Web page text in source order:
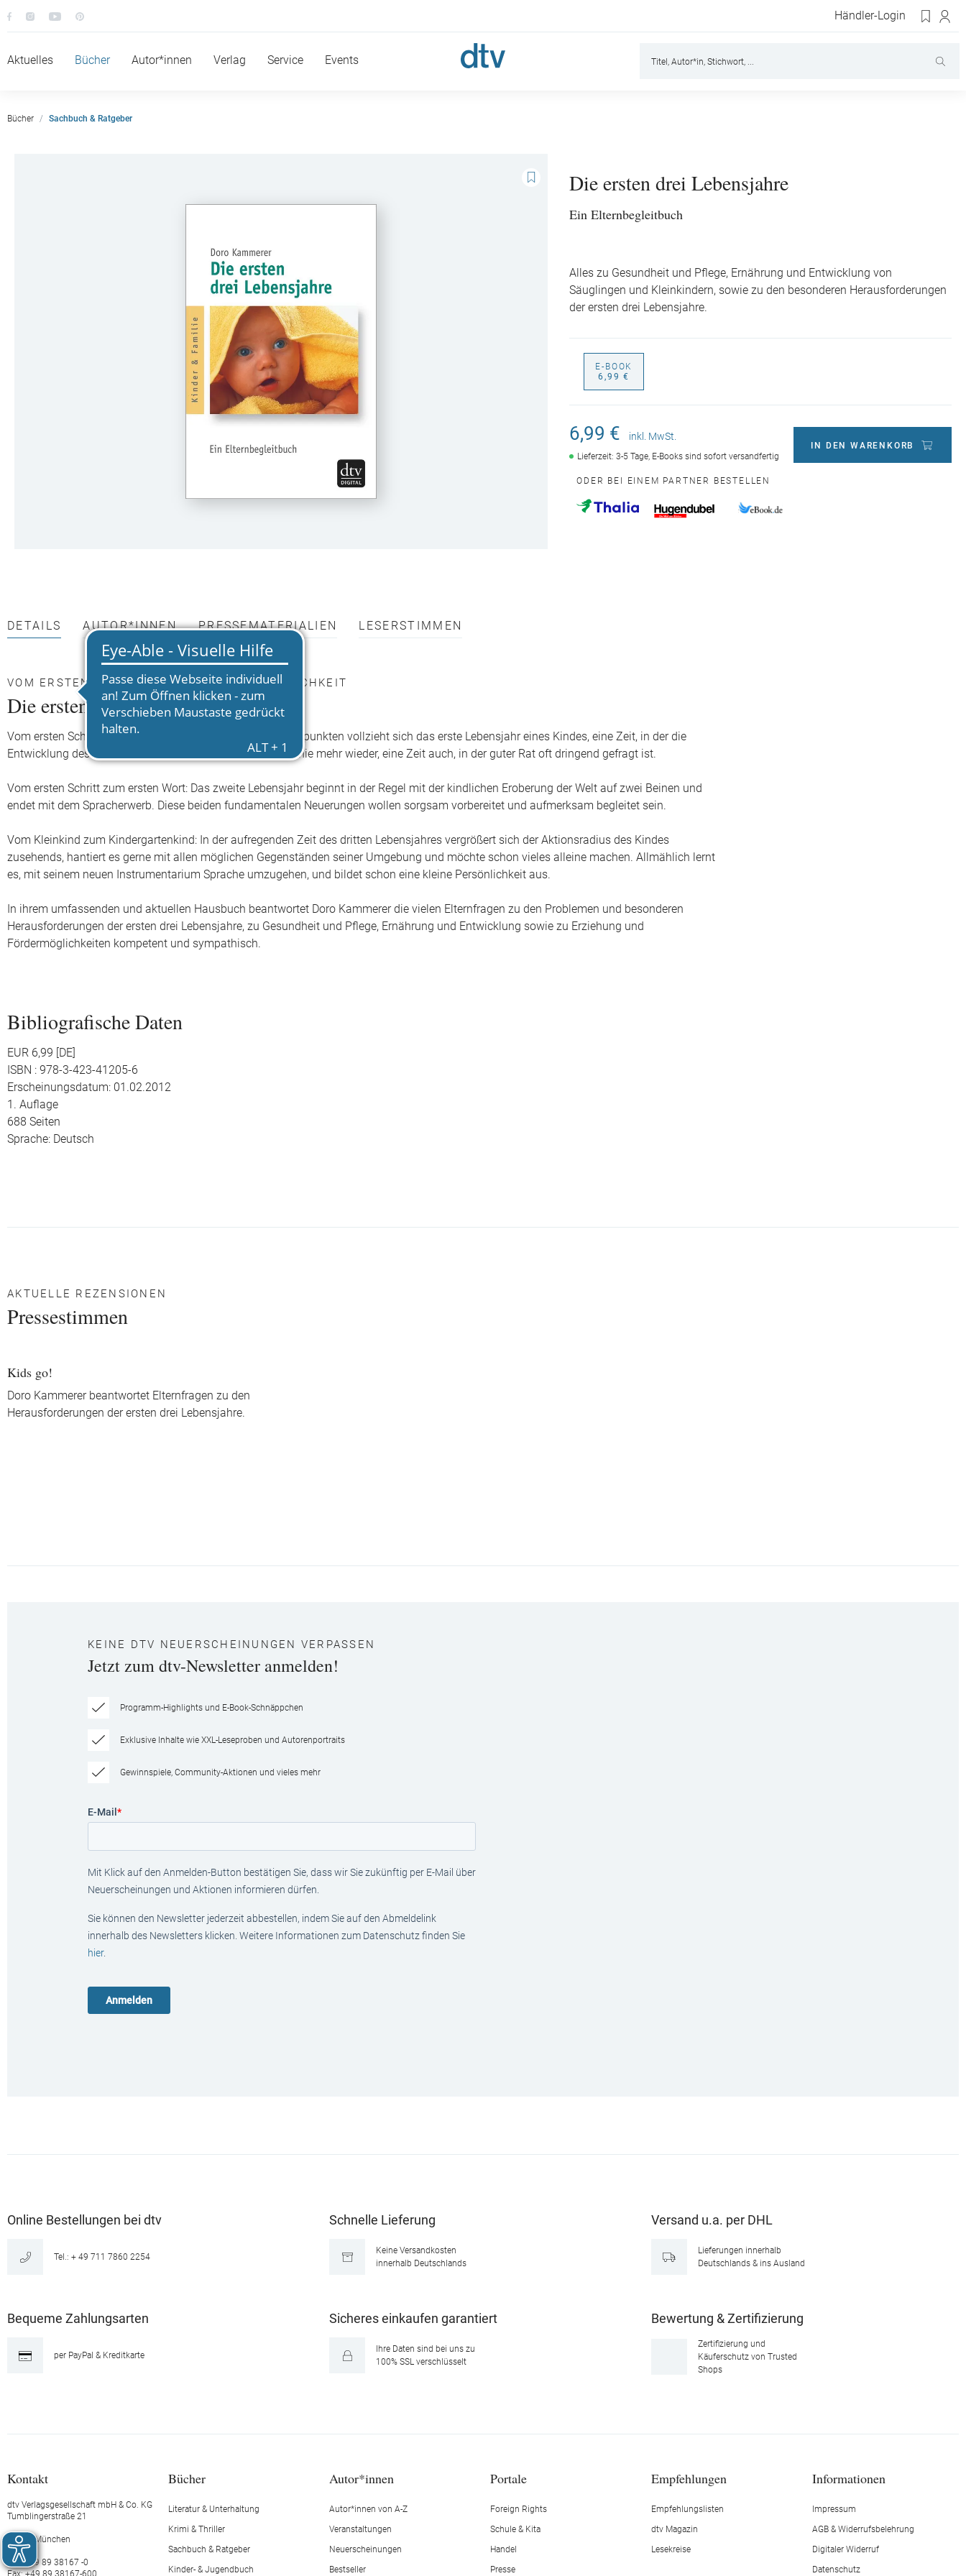
Händler-Login
Aktuelles Bücher Autor*innen Verlag Service Events
Bücher Sachbuch & Ratgeber
Die ersten drei Lebensjahre
Ein Elternbegleitbuch
Alles zu Gesundheit und Pflege, Ernährung und Entwicklung von
Säuglingen und Kleinkindern, sowie zu den besonderen Herausforderungen
der ersten drei Lebensjahre.
E-BOOK
6,99 €
6,99 € inkl. MwSt.
Lieferzeit: 3-5 Tage, E-Books sind sofort versandfertig
IN DEN WARENKORB
ODER BEI EINEM PARTNER BESTELLEN
DETAILS AUTOR*INNEN PRESSEMATERIALIEN LESERSTIMMEN
VOM ERSTEN SCHREI ZUR KLEINEN PERSÖNLICHKEIT
Die ersten drei Lebensjahre
Vom ersten Schrei zum ersten Schritt: Zwischen diesen Eckpunkten vollzieht sich das erste Lebensjahr eines Kindes, eine Zeit, in der die
Entwicklung des kleinen Menschen so rasant verläuft wie nie mehr wieder, eine Zeit auch, in der guter Rat oft dringend gefragt ist.
Vom ersten Schritt zum ersten Wort: Das zweite Lebensjahr beginnt in der Regel mit der kindlichen Eroberung der Welt auf zwei Beinen und
endet mit dem Spracherwerb. Diese beiden fundamentalen Neuerungen wollen sorgsam vorbereitet und aufmerksam begleitet sein.
Vom Kleinkind zum Kindergartenkind: In der aufregenden Zeit des dritten Lebensjahres vergrößert sich der Aktionsradius des Kindes
zusehends, hantiert es gerne mit allen möglichen Gegenständen seiner Umgebung und möchte schon vieles alleine machen. Allmählich lernt
es, mit seinem neuen Instrumentarium Sprache umzugehen, und bildet schon eine kleine Persönlichkeit aus.
In ihrem umfassenden und aktuellen Hausbuch beantwortet Doro Kammerer die vielen Elternfragen zu den Problemen und besonderen
Herausforderungen der ersten drei Lebensjahre, zu Gesundheit und Pflege, Ernährung und Entwicklung sowie zu Erziehung und
Fördermöglichkeiten kompetent und sympathisch.
Bibliografische Daten
EUR 6,99 [DE]
ISBN : 978-3-423-41205-6
Erscheinungsdatum: 01.02.2012
1. Auflage
688 Seiten
Sprache: Deutsch
AKTUELLE REZENSIONEN
Pressestimmen
Kids go!
Doro Kammerer beantwortet Elternfragen zu den
Herausforderungen der ersten drei Lebensjahre.
KEINE DTV NEUERSCHEINUNGEN VERPASSEN
Jetzt zum dtv-Newsletter anmelden!
Programm-Highlights und E-Book-Schnäppchen
Exklusive Inhalte wie XXL-Leseproben und Autorenportraits
Gewinnspiele, Community-Aktionen und vieles mehr
E-Mail *
Mit Klick auf den Anmelden-Button bestätigen Sie, dass wir Sie zukünftig per E-Mail über
Neuerscheinungen und Aktionen informieren dürfen.
Sie können den Newsletter jederzeit abbestellen, indem Sie auf den Abmeldelink
innerhalb des Newsletters klicken. Weitere Informationen zum Datenschutz finden Sie
hier.
Online Bestellungen bei dtv
Tel.: + 49 711 7860 2254
Schnelle Lieferung
Keine Versandkosten
innerhalb Deutschlands
Versand u.a. per DHL
Lieferungen innerhalb
Deutschlands & ins Ausland
Bequeme Zahlungsarten
per PayPal & Kreditkarte
Sicheres einkaufen garantiert
Ihre Daten sind bei uns zu
100% SSL verschlüsselt
Bewertung & Zertifizierung
Zertifizierung und
Käuferschutz von Trusted
Shops
Kontakt
dtv Verlagsgesellschaft mbH & Co. KG
Tumblingerstraße 21
80337 München
Tel.: +49 89 38167 -0
Fax: +49 89 38167-600
Bücher
Literatur & Unterhaltung
Krimi & Thriller
Sachbuch & Ratgeber
Kinder- & Jugendbuch
Autor*innen
Autor*innen von A-Z
Veranstaltungen
Neuerscheinungen
Bestseller
Portale
Foreign Rights
Schule & Kita
Handel
Presse
Empfehlungen
Empfehlungslisten
dtv Magazin
Lesekreise
Informationen
Impressum
AGB & Widerrufsbelehrung
Digitaler Widerruf
Datenschutz